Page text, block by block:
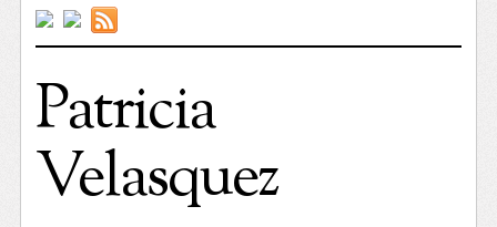
Patricia
Velasquez